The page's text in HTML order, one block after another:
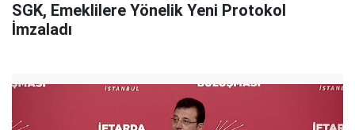
SGK, Emeklilere Yönelik Yeni Protokol
İmzaladı